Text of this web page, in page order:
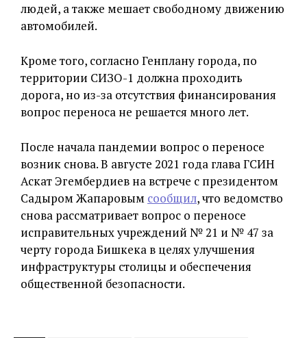
людей, а также мешает свободному движению
автомобилей.
Кроме того, согласно Генплану города, по
территории СИЗО-1 должна проходить
дорога, но из-за отсутствия финансирования
вопрос переноса не решается много лет.
После начала пандемии вопрос о переносе
возник снова. В августе 2021 года глава ГСИН
Аскат Эгембердиев на встрече с президентом
Садыром Жапаровым сообщил, что ведомство
снова рассматривает вопрос о переносе
исправительных учреждений № 21 и № 47 за
черту города Бишкека в целях улучшения
инфраструктуры столицы и обеспечения
общественной безопасности.